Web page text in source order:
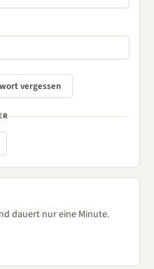
dauert nur eine Minute.